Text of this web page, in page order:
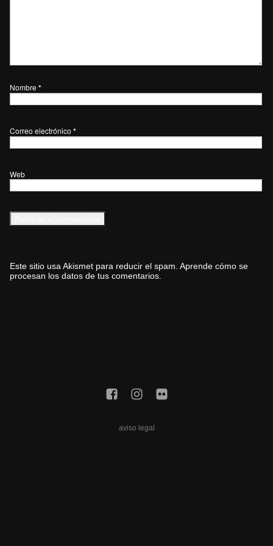
Nombre *
Correo electrónico *
Web
Este sitio usa Akismet para reducir el spam. Aprende cómo se
procesan los datos de tus comentarios.
aviso legal